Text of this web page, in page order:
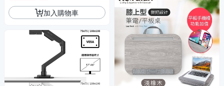
加入購物車